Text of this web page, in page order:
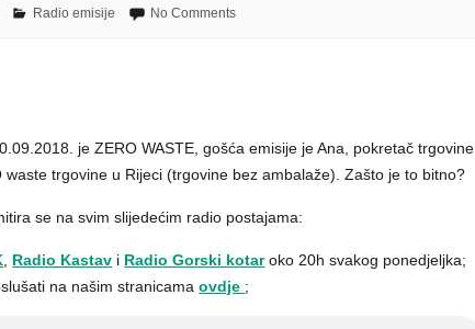
Radio emisije No Comments
je ZERO WASTE, gošća emisije je Ana, pokretač trgovine
waste trgovine u Rijeci (trgovine bez ambalaže). Zašto je to bitno?
se na svim slijedećim radio postajama:
Radio Kastav i Radio Gorski kotaroko 20h svakog ponedjeljka;
na našim stranicamaovdje ;